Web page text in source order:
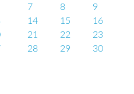
7 8
9
14 15
16
21 22
23
28 29 30